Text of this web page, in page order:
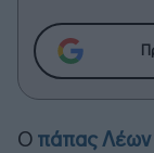
Ο πάπας Λέων